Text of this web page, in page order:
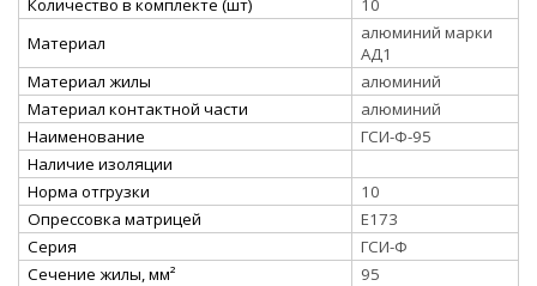
Количество в комплекте (шт)
10
Материал
алюминий марки
АД1
Материал жилы
алюминий
Материал контактной части
алюминий
Наименование
ГСИ-Ф-95
Наличие изоляции
Норма отгрузки
10
Опрессовка матрицей
E173
Серия
ГСИ-Ф
Сечение жилы, мм²
95